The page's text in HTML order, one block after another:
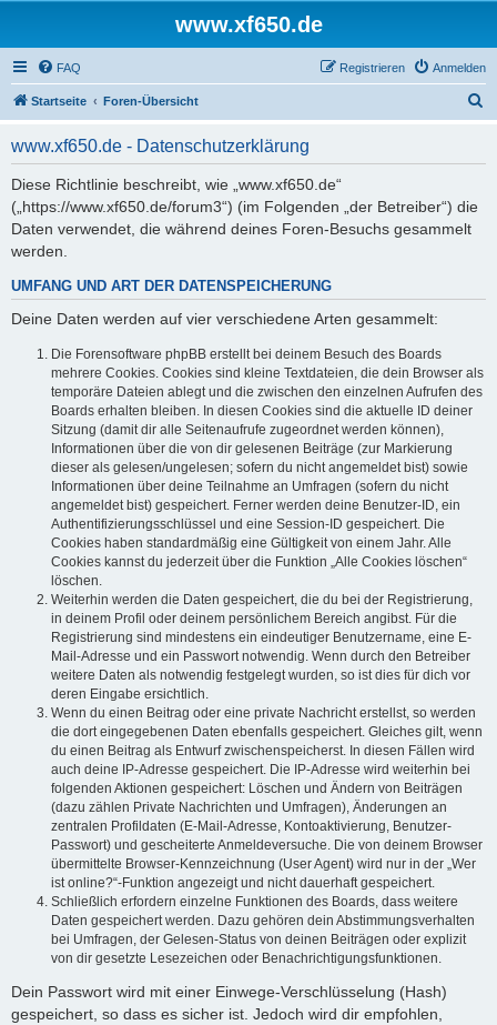
www.xf650.de
FAQ Anmelden
Registrieren
Startseite Foren-Übersicht
www.xf650.de - Datenschutzerklärung
Diese Richtlinie beschreibt, wie „www.xf650.de“
(„https://www.xf650.de/forum3“) (im Folgenden „der Betreiber“) die
Daten verwendet, die während deines Foren-Besuchs gesammelt
werden.
UMFANG UND ART DER DATENSPEICHERUNG
Deine Daten werden auf vier verschiedene Arten gesammelt:
Die Forensoftware phpBB erstellt bei deinem Besuch des Boards
mehrere Cookies. Cookies sind kleine Textdateien, die dein Browser als
temporäre Dateien ablegt und die zwischen den einzelnen Aufrufen des
Boards erhalten bleiben. In diesen Cookies sind die aktuelle ID deiner
Sitzung (damit dir alle Seitenaufrufe zugeordnet werden können),
Informationen über die von dir gelesenen Beiträge (zur Markierung
dieser als gelesen/ungelesen; sofern du nicht angemeldet bist) sowie
Informationen über deine Teilnahme an Umfragen (sofern du nicht
angemeldet bist) gespeichert. Ferner werden deine Benutzer-ID, ein
Authentifizierungsschlüssel und eine Session-ID gespeichert. Die
Cookies haben standardmäßig eine Gültigkeit von einem Jahr. Alle
Cookies kannst du jederzeit über die Funktion „Alle Cookies löschen“
löschen.
Weiterhin werden die Daten gespeichert, die du bei der Registrierung,
in deinem Profil oder deinem persönlichem Bereich angibst. Für die
Registrierung sind mindestens ein eindeutiger Benutzername, eine E-
Mail-Adresse und ein Passwort notwendig. Wenn durch den Betreiber
weitere Daten als notwendig festgelegt wurden, so ist dies für dich vor
deren Eingabe ersichtlich.
Wenn du einen Beitrag oder eine private Nachricht erstellst, so werden
die dort eingegebenen Daten ebenfalls gespeichert. Gleiches gilt, wenn
du einen Beitrag als Entwurf zwischenspeicherst. In diesen Fällen wird
auch deine IP-Adresse gespeichert. Die IP-Adresse wird weiterhin bei
folgenden Aktionen gespeichert: Löschen und Ändern von Beiträgen
(dazu zählen Private Nachrichten und Umfragen), Änderungen an
zentralen Profildaten (E-Mail-Adresse, Kontoaktivierung, Benutzer-
Passwort) und gescheiterte Anmeldeversuche. Die von deinem Browser
übermittelte Browser-Kennzeichnung (User Agent) wird nur in der „Wer
ist online?“-Funktion angezeigt und nicht dauerhaft gespeichert.
Schließlich erfordern einzelne Funktionen des Boards, dass weitere
Daten gespeichert werden. Dazu gehören dein Abstimmungsverhalten
bei Umfragen, der Gelesen-Status von deinen Beiträgen oder explizit
von dir gesetzte Lesezeichen oder Benachrichtigungsfunktionen.
Dein Passwort wird mit einer Einwege-Verschlüsselung (Hash)
gespeichert, so dass es sicher ist. Jedoch wird dir empfohlen,